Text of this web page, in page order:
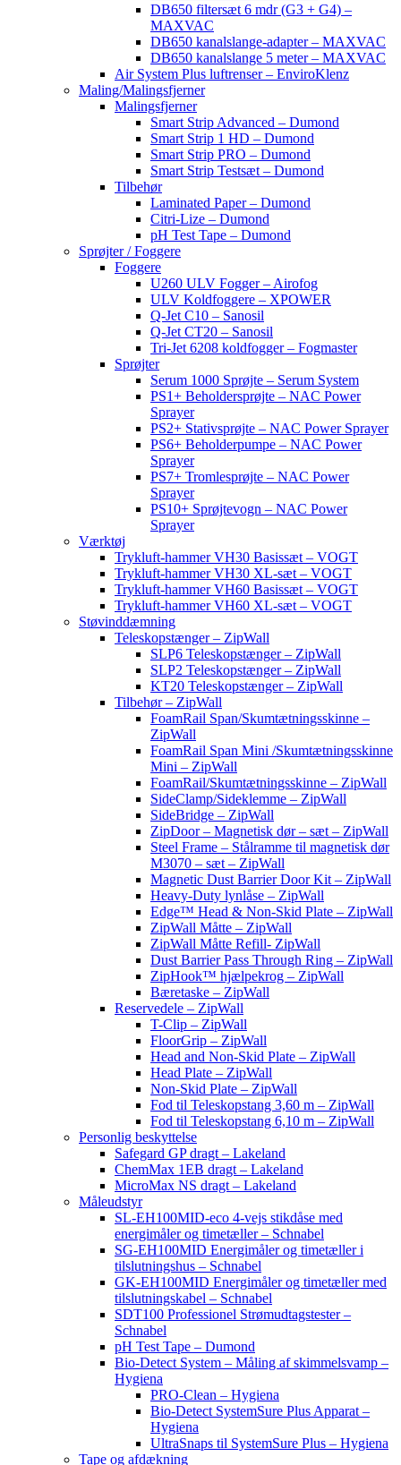
DB650 filtersæt 6 mdr (G3 + G4) –
MAXVAC
DB650 kanalslange-adapter – MAXVAC
DB650 kanalslange 5 meter – MAXVAC
Air System Plus luftrenser – EnviroKlenz
Maling/Malingsfjerner
Malingsfjerner
Smart Strip Advanced – Dumond
Smart Strip 1 HD – Dumond
Smart Strip PRO – Dumond
Smart Strip Testsæt – Dumond
Tilbehør
Laminated Paper – Dumond
Citri-Lize – Dumond
pH Test Tape – Dumond
Sprøjter / Foggere
Foggere
U260 ULV Fogger – Airofog
ULV Koldfoggere – XPOWER
Q-Jet C10 – Sanosil
Q-Jet CT20 – Sanosil
Tri-Jet 6208 koldfogger – Fogmaster
Sprøjter
Serum 1000 Sprøjte – Serum System
PS1+ Beholdersprøjte – NAC Power
Sprayer
PS2+ Stativsprøjte – NAC Power Sprayer
PS6+ Beholderpumpe – NAC Power
Sprayer
PS7+ Tromlesprøjte – NAC Power
Sprayer
PS10+ Sprøjtevogn – NAC Power
Sprayer
Værktøj
Trykluft-hammer VH30 Basissæt – VOGT
Trykluft-hammer VH30 XL-sæt – VOGT
Trykluft-hammer VH60 Basissæt – VOGT
Trykluft-hammer VH60 XL-sæt – VOGT
Støvinddæmning
Teleskopstænger – ZipWall
SLP6 Teleskopstænger – ZipWall
SLP2 Teleskopstænger – ZipWall
KT20 Teleskopstænger – ZipWall
Tilbehør – ZipWall
FoamRail Span/Skumtætningsskinne –
ZipWall
FoamRail Span Mini /Skumtætningsskinne
Mini – ZipWall
FoamRail/Skumtætningsskinne – ZipWall
SideClamp/Sideklemme – ZipWall
SideBridge – ZipWall
ZipDoor – Magnetisk dør – sæt – ZipWall
Steel Frame – Stålramme til magnetisk dør
M3070 – sæt – ZipWall
Magnetic Dust Barrier Door Kit – ZipWall
Heavy-Duty lynlåse – ZipWall
Edge™ Head & Non-Skid Plate – ZipWall
ZipWall Måtte – ZipWall
ZipWall Måtte Refill- ZipWall
Dust Barrier Pass Through Ring – ZipWall
ZipHook™ hjælpekrog – ZipWall
Bæretaske – ZipWall
Reservedele – ZipWall
T-Clip – ZipWall
FloorGrip – ZipWall
Head and Non-Skid Plate – ZipWall
Head Plate – ZipWall
Non-Skid Plate – ZipWall
Fod til Teleskopstang 3,60 m – ZipWall
Fod til Teleskopstang 6,10 m – ZipWall
Personlig beskyttelse
Safegard GP dragt – Lakeland
ChemMax 1EB dragt – Lakeland
MicroMax NS dragt – Lakeland
Måleudstyr
SL-EH100MID-eco 4-vejs stikdåse med
energimåler og timetæller – Schnabel
SG-EH100MID Energimåler og timetæller i
tilslutningshus – Schnabel
GK-EH100MID Energimåler og timetæller med
tilslutningskabel – Schnabel
SDT100 Professionel Strømudtagstester –
Schnabel
pH Test Tape – Dumond
Bio-Detect System – Måling af skimmelsvamp –
Hygiena
PRO-Clean – Hygiena
Bio-Detect SystemSure Plus Apparat –
Hygiena
UltraSnaps til SystemSure Plus – Hygiena
Tape og afdækning